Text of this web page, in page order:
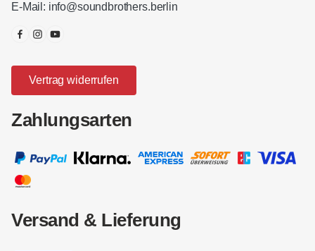
E-Mail: info@soundbrothers.berlin
Vertrag widerrufen
Zahlungsarten
Versand & Lieferung